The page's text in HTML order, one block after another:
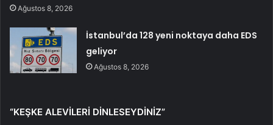
Ağustos 8, 2026
İstanbul’da 128 yeni noktaya daha EDS
geliyor
Ağustos 8, 2026
“KEŞKE ALEVİLERİ DİNLESEYDİNİZ”